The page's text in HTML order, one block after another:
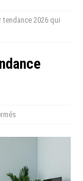
tendance 2026 qui